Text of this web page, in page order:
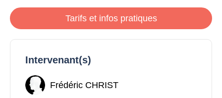
Tarifs et infos pratiques
Intervenant(s)
Frédéric CHRIST